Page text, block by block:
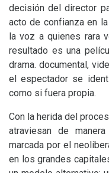
decisión del director
acto de confianza en
la voz a quienes rara
resultado es una
drama. documental,
el espectador se
como si fuera propia.
Con la herida del
atraviesan de
marcada por el
en los grandes